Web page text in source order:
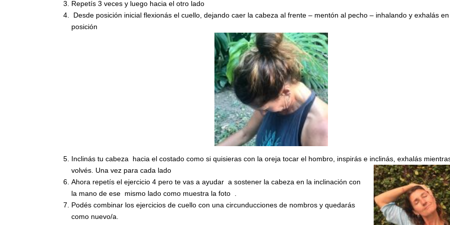
Repetís 3 veces y luego hacia el otro lado
Desde posición inicial flexionás el cuello, dejando caer la cabeza al frente – mentón al pecho – inhalando y exhalás
posición
Inclinás tu cabeza hacia el costado como si quisieras con la oreja tocar el hombro, inspirás e inclinás, exhalás
volvés. Una vez para cada lado
Ahora repetís el ejercicio 4 pero te vas a ayudar a sostener la cabeza en la inclinación con
la mano de ese mismo lado como muestra la foto .
Podés combinar los ejercicios de cuello con una circunducciones de nombros y quedarás
como nuevo/a.